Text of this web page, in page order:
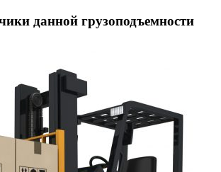
данной грузоподъемности